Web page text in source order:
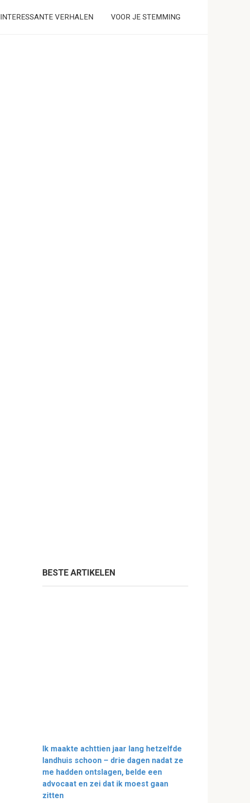
INTERESSANTE VERHALEN VOOR JE STEMMING
BESTE ARTIKELEN
Ik maakte achttien jaar lang hetzelfde
landhuis schoon – drie dagen nadat ze
me hadden ontslagen, belde een
advocaat en zei dat ik moest gaan
zitten